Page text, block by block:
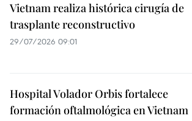
Vietnam realiza histórica cirugía de
trasplante reconstructivo
29/07/2026 09:01
Hospital Volador Orbis fortalece
formación oftalmológica en Vietnam